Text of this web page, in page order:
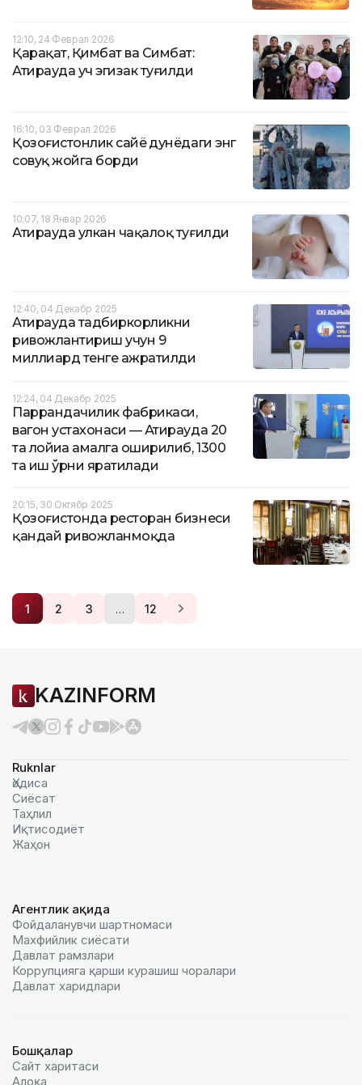
12:10, 24 Феврал 2026
Қарақат, Қимбат ва Симбат:
Атирауда уч эгизак туғилди
16:10, 03 Феврал 2026
Қозоғистонлик сайёҳ дунёдаги энг
совуқ жойга борди
10:07, 18 Январ 2026
Атирауда улкан чақалоқ туғилди
12:40, 04 Декабр 2025
Атирауда тадбиркорликни
ривожлантириш учун 9
миллиард тенге ажратилди
12:24, 04 Декабр 2025
Паррандачилик фабрикаси,
вагон устахонаси — Атирауда 20
та лойиҳа амалга оширилиб, 1300
та иш ўрни яратилади
20:15, 30 Октябр 2025
Қозоғистонда ресторан бизнеси
қандай ривожланмоқда
1 2 3 … 12
KAZINFORM
Ruknlar
Ҳодиса
Сиёсат
Таҳлил
Иқтисодиёт
Жаҳон
Агентлик ҳақида
Фойдаланувчи шартномаси
Махфийлик сиёсати
Давлат рамзлари
Коррупцияга қарши курашиш чоралари
Давлат харидлари
Бошқалар
Сайт харитаси
Алоқа